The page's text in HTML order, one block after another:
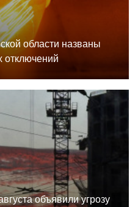
области названы
отключений
объявили угрозу